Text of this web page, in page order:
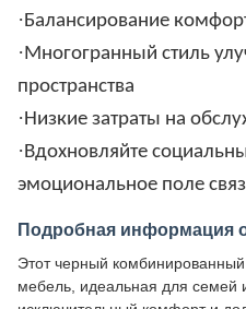
·Балансирование
·Многогранный стиль
пространства
·Низкие затраты на
·Вдохновляйте
эмоциональное поле
Подробная информация
Этот черный
мебель, идеальная для семей